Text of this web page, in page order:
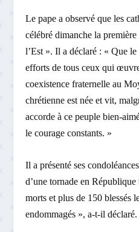
Le pape a observé que les
célébré dimanche la
l’Est ». Il a déclaré : « Que
efforts de tous ceux qui
coexistence fraternelle au
chrétienne est née et vit,
accorde à ce peuple bien-
le courage constants. »
Il a présenté ses
d’une tornade en
morts et plus de 150 blessés
endommagés », a-t-il déclaré.